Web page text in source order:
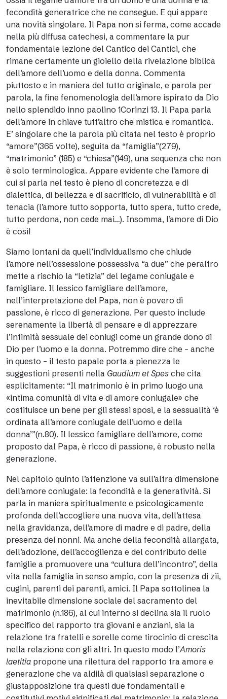
fecondità generatrice che ne consegue. E qui appare
una novità singolare. Il Papa non si ferma, come accade
nella più diffusa catechesi, a commentare la pur
fondamentale lezione del Cantico dei Cantici, che
rimane certamente un gioiello della rivelazione biblica
dell’amore dell’uomo e della donna. Commenta
piuttosto e in maniera del tutto originale, e parola per
parola, la fine fenomenologia dell’amore ispirato da Dio
nello splendido inno paolino 1Corinzi 13. Il Papa parla
dell’amore in chiave tutt’altro che mistica e romantica.
E’ singolare che la parola più citata nel testo è proprio
“amore”(365 volte), seguita da “famiglia”(279),
“matrimonio” (185) e “chiesa”(149), una sequenza che non
è solo terminologica. Appare evidente che l’amore di
cui si parla nel testo è pieno di concretezza e di
dialettica, di bellezza e di sacrificio, di vulnerabilità e di
tenacia (l’amore tutto sopporta, tutto spera, tutto crede,
tutto perdona, non cede mai…). Insomma, l’amore di Dio
è così!
Siamo lontani da quell’individualismo che chiude
l’amore nell’ossessione possessiva “a due” che peraltro
mette a rischio la “letizia” del legame coniugale e
famigliare. Il lessico famigliare dell’amore,
nell’interpretazione del Papa, non è povero di
passione, è ricco di generazione. Per questo include
serenamente la libertà di pensare e di apprezzare
l’intimità sessuale dei coniugi come un grande dono di
Dio per l’uomo e la donna. Potremmo dire che – anche
in questo – il testo papale porta a pienezza le
suggestioni presenti nella Gaudium et Spes che cita
esplicitamente: “Il matrimonio è in primo luogo una
«intima comunità di vita e di amore coniugale» che
costituisce un bene per gli stessi sposi, e la sessualità ‘è
ordinata all’amore coniugale dell’uomo e della
donna’”(n.80). Il lessico famigliare dell’amore, come
proposto dal Papa, è ricco di passione, è robusto nella
generazione.
Nel capitolo quinto l’attenzione va sull’altra dimensione
dell’amore coniugale: la fecondità e la generatività. Si
parla in maniera spiritualmente e psicologicamente
profonda dell’accogliere una nuova vita, dell’attesa
nella gravidanza, dell’amore di madre e di padre, della
presenza dei nonni. Ma anche della fecondità allargata,
dell’adozione, dell’accoglienza e del contributo delle
famiglie a promuovere una “cultura dell’incontro”, della
vita nella famiglia in senso ampio, con la presenza di zii,
cugini, parenti dei parenti, amici. Il Papa sottolinea la
inevitabile dimensione sociale del sacramento del
matrimonio (n.186), al cui interno si declina sia il ruolo
specifico del rapporto tra giovani e anziani, sia la
relazione tra fratelli e sorelle come tirocinio di crescita
nella relazione con gli altri. In questo modo l’Amoris
laetitia propone una rilettura del rapporto tra amore e
generazione che va aldilà di qualsiasi separazione o
giustapposizione tra questi due fondamentali e